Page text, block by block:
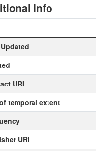
Info
URI
temporal extent
URI